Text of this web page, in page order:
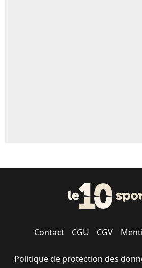
Contact CGU CGV
Politique de protection des